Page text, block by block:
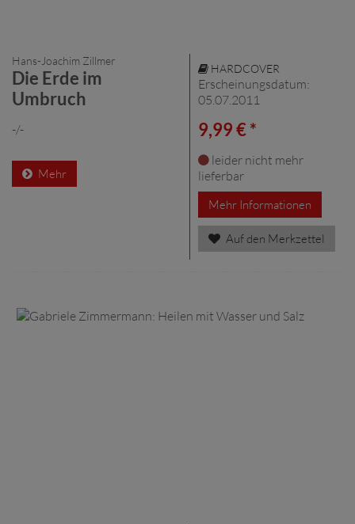
Hans-Joachim Zillmer
Die Erde im
Umbruch
-/-
Mehr
HARDCOVER
Erscheinungsdatum:
05.07.2011
9,99 € *
leider nicht mehr
lieferbar
Mehr Informationen
Auf den Merkzettel